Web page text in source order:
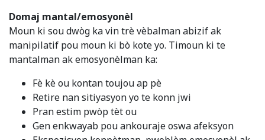
Domaj mantal/emosyonèl
Moun ki sou dwòg ka vin trè vèbalman abizif ak
manipilatif pou moun ki bò kote yo. Timoun ki te
mantalman ak emosyonèlman ka:
Fè kè ou kontan toujou ap pè
Retire nan sitiyasyon yo te konn jwi
Pran estim pwòp tèt ou
Gen enkwayab pou ankouraje oswa afeksyon